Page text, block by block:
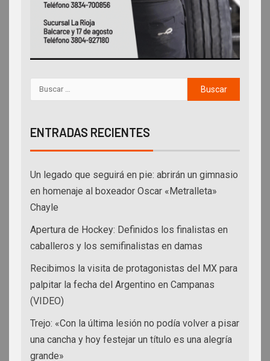
ENTRADAS RECIENTES
Un legado que seguirá en pie: abrirán un gimnasio
en homenaje al boxeador Oscar «Metralleta»
Chayle
Apertura de Hockey: Definidos los finalistas en
caballeros y los semifinalistas en damas
Recibimos la visita de protagonistas del MX para
palpitar la fecha del Argentino en Campanas
(VIDEO)
Trejo: «Con la última lesión no podía volver a pisar
una cancha y hoy festejar un título es una alegría
grande»